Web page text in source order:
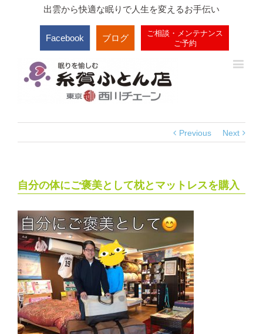
出雲から快適な眠りで人生を変えるお手伝い
Facebook ブログ
ご相談・メンテナンス
ご予約
Previous Next
自分の体にご褒美として枕とマットレスを購入